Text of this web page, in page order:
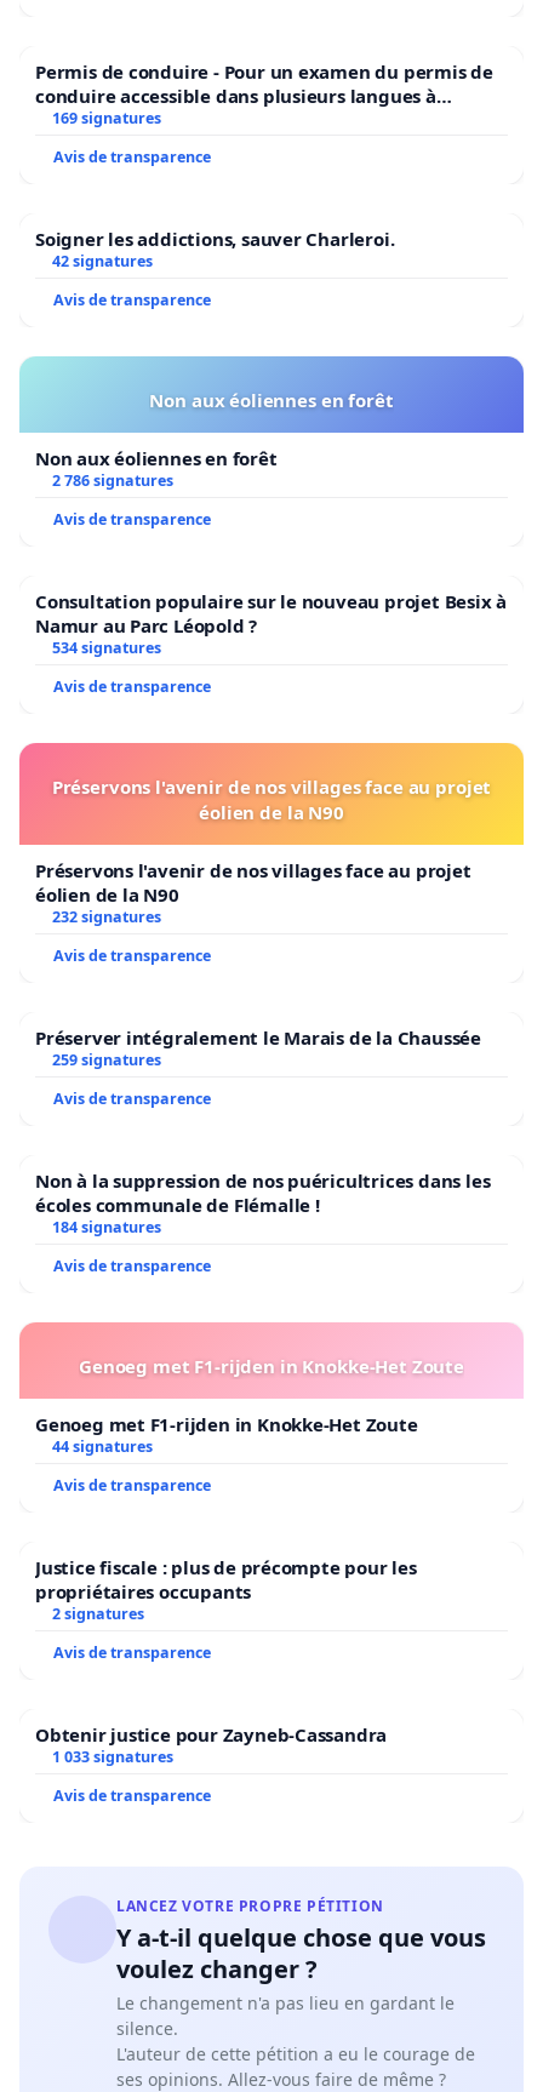
Permis de conduire - Pour un examen du permis de
conduire accessible dans plusieurs langues à
Bruxelles
169 signatures
Avis de transparence
Soigner les addictions, sauver Charleroi.
42 signatures
Avis de transparence
Non aux éoliennes en forêt
Non aux éoliennes en forêt
2 786 signatures
Avis de transparence
Consultation populaire sur le nouveau projet Besix à
Namur au Parc Léopold ?
534 signatures
Avis de transparence
Préservons l'avenir de nos villages face au projet
éolien de la N90
Préservons l'avenir de nos villages face au projet
éolien de la N90
232 signatures
Avis de transparence
Préserver intégralement le Marais de la Chaussée
259 signatures
Avis de transparence
Non à la suppression de nos puéricultrices dans les
écoles communale de Flémalle !
184 signatures
Avis de transparence
Genoeg met F1-rijden in Knokke-Het Zoute
Genoeg met F1-rijden in Knokke-Het Zoute
44 signatures
Avis de transparence
Justice fiscale : plus de précompte pour les
propriétaires occupants
2 signatures
Avis de transparence
Obtenir justice pour Zayneb-Cassandra
1 033 signatures
Avis de transparence
LANCEZ VOTRE PROPRE PÉTITION
Y a-t-il quelque chose que vous
voulez changer ?
Le changement n'a pas lieu en gardant le
silence.
L'auteur de cette pétition a eu le courage de
ses opinions. Allez-vous faire de même ?